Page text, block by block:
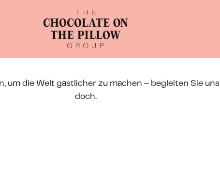
um die Welt gastlicher zu machen – begleiten Sie uns
doch.